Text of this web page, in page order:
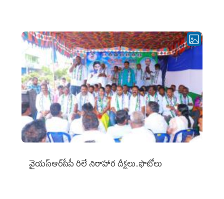
వైయ‌స్ఆర్‌సీపీ రిలే నిరాహార దీక్షలు..ఫొటోలు